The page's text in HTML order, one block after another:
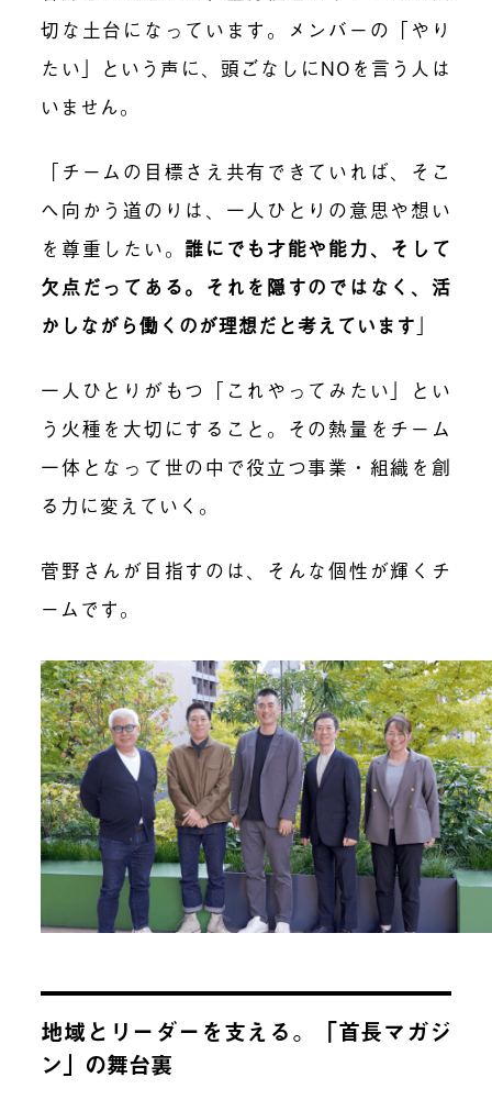
切な土台になっています。メンバーの「やり
たい」という声に、頭ごなしにNOを言う人は
いません。
「チームの目標さえ共有できていれば、そこ
へ向かう道のりは、一人ひとりの意思や想い
を尊重したい。 誰にでも才能や能力、そして
欠点だってある。それを隠すのではなく、活
かしながら働くのが理想だと考えています 」
一人ひとりがもつ「これやってみたい」とい
う火種を大切にすること。その熱量をチーム
一体となって世の中で役立つ事業・組織を創
る力に変えていく。
菅野さんが目指すのは、そんな個性が輝くチ
ームです。
地域とリーダーを支える。「首長マガジ
ン」の舞台裏